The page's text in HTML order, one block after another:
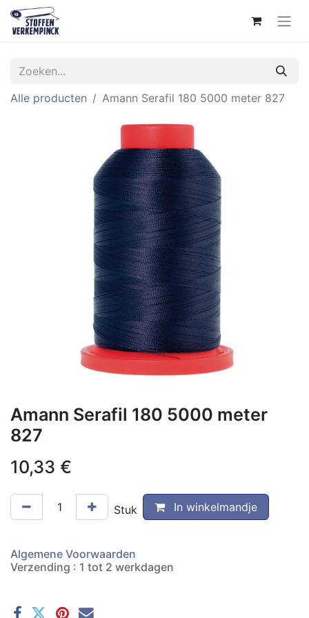
Alle producten Amann Serafil 180 5000 meter 827
Amann Serafil 180 5000 meter
827
10,33 €
Stuk In winkelmandje
Algemene Voorwaarden
Verzending : 1 tot 2 werkdagen